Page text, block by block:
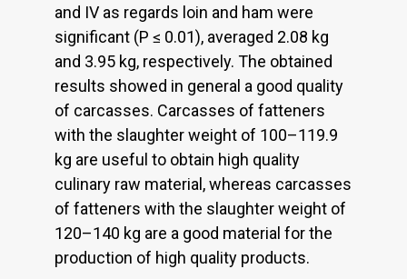
and IV as regards loin and ham were
significant (P ≤ 0.01), averaged 2.08 kg
and 3.95 kg, respectively. The obtained
results showed in general a good quality
of carcasses. Carcasses of fatteners
with the slaughter weight of 100–119.9
kg are useful to obtain high quality
culinary raw material, whereas carcasses
of fatteners with the slaughter weight of
120–140 kg are a good material for the
production of high quality products.